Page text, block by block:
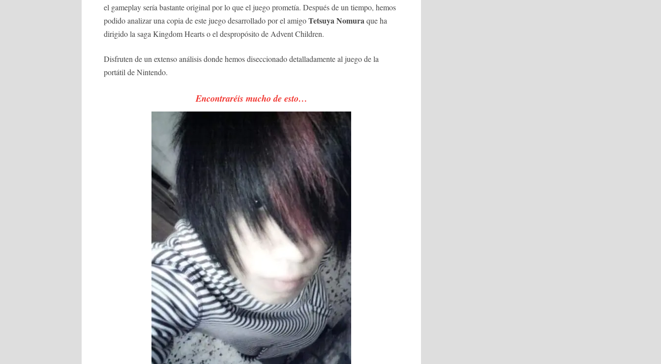
el gameplay sería bastante original por lo que el juego prometía. Después de un tiempo, hemos
podido analizar una copia de este juego desarrollado por el amigoTetsuya Nomuraque ha
dirigido la saga Kingdom Hearts o el despropósito de Advent Children.
Disfruten de un extenso análisis donde hemos diseccionado detalladamente al juego de la
portátil de Nintendo.
Encontraréis mucho de esto…